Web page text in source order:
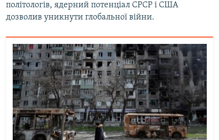
політологів, ядерний потенціал СРСР і США
дозволив уникнути глобальної війни.